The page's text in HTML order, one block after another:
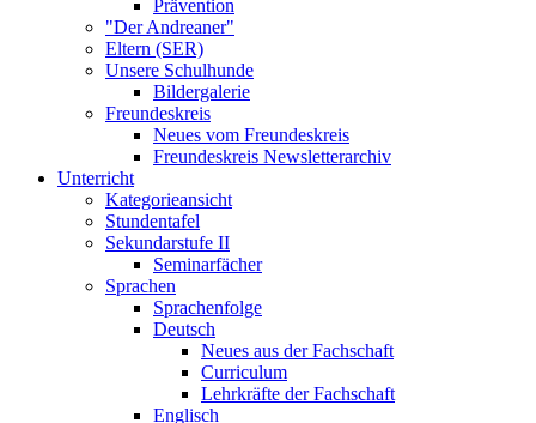
Prävention
"Der Andreaner"
Eltern (SER)
Unsere Schulhunde
Bildergalerie
Freundeskreis
Neues vom Freundeskreis
Freundeskreis Newsletterarchiv
Unterricht
Kategorieansicht
Stundentafel
Sekundarstufe II
Seminarfächer
Sprachen
Sprachenfolge
Deutsch
Neues aus der Fachschaft
Curriculum
Lehrkräfte der Fachschaft
Englisch